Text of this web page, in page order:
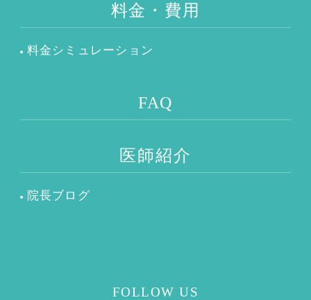
料金・費用
料金シミュレーション
FAQ
医師紹介
院長ブログ
FOLLOW US